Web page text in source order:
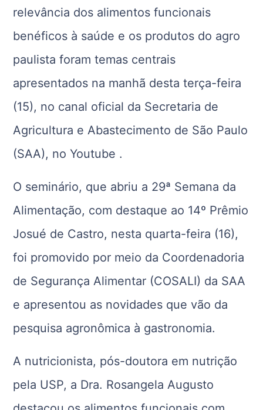
relevância dos alimentos funcionais
benéficos à saúde e os produtos do agro
paulista foram temas centrais
apresentados na manhã desta terça-feira
(15), no canal oficial da Secretaria de
Agricultura e Abastecimento de São Paulo
(SAA), no Youtube .
O seminário, que abriu a 29ª Semana da
Alimentação, com destaque ao 14º Prêmio
Josué de Castro, nesta quarta-feira (16),
foi promovido por meio da Coordenadoria
de Segurança Alimentar (COSALI) da SAA
e apresentou as novidades que vão da
pesquisa agronômica à gastronomia.
A nutricionista, pós-doutora em nutrição
pela USP, a Dra. Rosangela Augusto